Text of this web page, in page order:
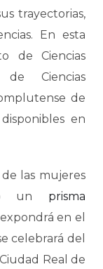
trayectorias,
En esta
de Ciencias
Ciencias
de
en
las mujeres
un prisma
en el
celebrará del
Real de